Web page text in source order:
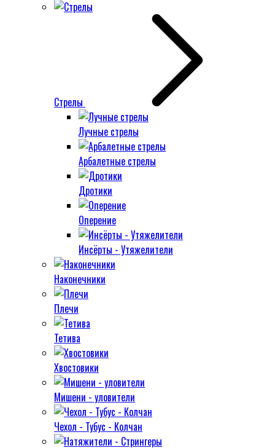
Стрелы
Лучные стрелы
Арбалетные стрелы
Дротики
Оперение
Инсёрты - Утяжелители
Наконечники
Плечи
Тетива
Хвостовики
Мишени - уловители
Чехол - Тубус - Колчан